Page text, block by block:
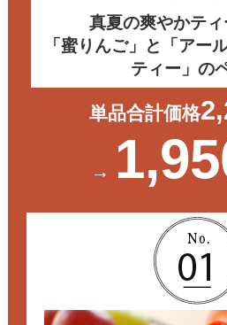
真夏の爽やかティ
「蜜りんご」と「アー
ティー」の
単品合計価格
→